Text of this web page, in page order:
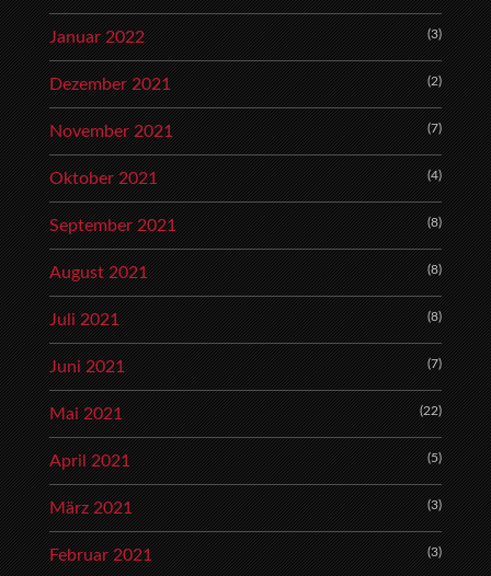
Januar 2022 (3)
Dezember 2021 (2)
November 2021 (7)
Oktober 2021 (4)
September 2021 (8)
August 2021 (8)
Juli 2021 (8)
Juni 2021 (7)
Mai 2021 (22)
April 2021 (5)
März 2021 (3)
Februar 2021 (3)